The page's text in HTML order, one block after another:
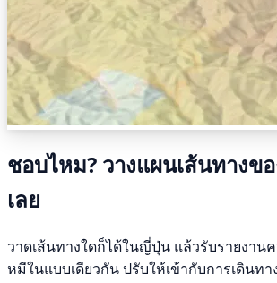
ชอบไหม? วางแผนเส้นทางข
เลย
วาดเส้นทางใดก็ได้ในญี่ปุ่น แล้วรับรายงาน
หมีในแบบเดียวกัน ปรับให้เข้ากับการเดินท